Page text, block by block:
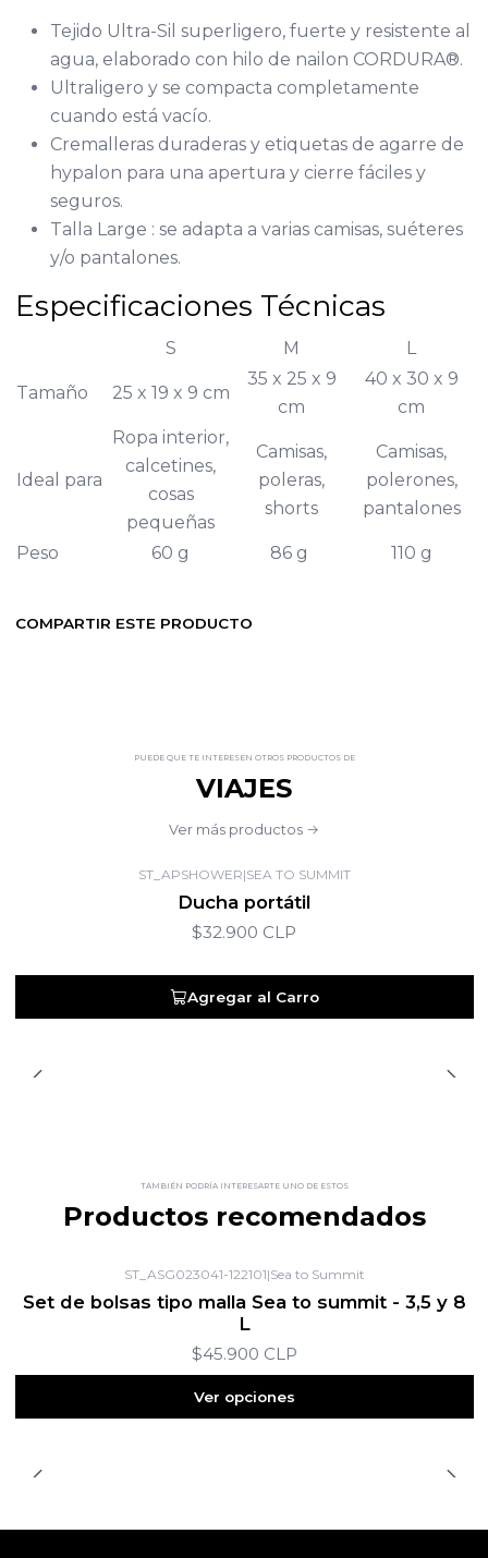
Tejido Ultra-Sil superligero, fuerte y resistente al
agua, elaborado con hilo de nailon CORDURA®.
Ultraligero y se compacta completamente
cuando está vacío.
Cremalleras duraderas y etiquetas de agarre de
hypalon para una apertura y cierre fáciles y
seguros.
Talla Large : se adapta a varias camisas, suéteres
y/o pantalones.
Especificaciones Técnicas
S M L
Tamaño 25 x 19 x 9 cm
35 x 25 x 9
cm
40 x 30 x 9
cm
Ideal para
Ropa interior,
calcetines,
cosas
pequeñas
Camisas,
poleras,
shorts
Camisas,
polerones,
pantalones
Peso 60 g 86 g 110 g
COMPARTIR ESTE PRODUCTO
PUEDE QUE TE INTERESEN OTROS PRODUCTOS DE
VIAJES
Ver más productos
ST_APSHOWER|SEA TO SUMMIT
Ducha portátil
$32.900 CLP
Agregar al Carro
TAMBIÉN PODRÍA INTERESARTE UNO DE ESTOS
Productos recomendados
ST_ASG023041-122101|Sea to Summit
Set de bolsas tipo malla Sea to summit - 3,5 y 8
L
$45.900 CLP
Ver opciones